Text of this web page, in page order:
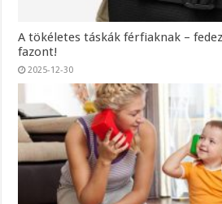
A tökéletes táskák férfiaknak –
fazont!
2025-12-30